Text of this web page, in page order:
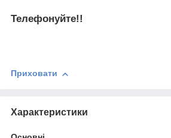
Телефонуйте!!
Приховати
Характеристики